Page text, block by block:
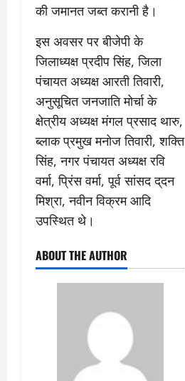
की जमानत जब्त करानी है।
इस अवसर पर बीजेपी के
जिलाध्यक्ष प्रदीप सिंह, जिला
पंचायत अध्यक्ष आरती तिवारी,
अनुसूचित जनजाति मोर्चा के
क्षेत्रीय अध्यक्ष मंगल प्रसाद थारु,
ब्लाक प्रमुख मनोज तिवारी, शक्ति
सिंह, नगर पंचायत अध्यक्ष रवि
वर्मा, प्रिंस वर्मा, पूर्व सांसद द्​दन
मिश्रा, नवीन विक्रम आदि
उपस्थित थे।
ABOUT THE AUTHOR